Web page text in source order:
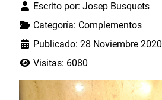
Escrito por: Josep Busquets
Categoría: Complementos
Publicado: 28 Noviembre 2020
Visitas: 6080